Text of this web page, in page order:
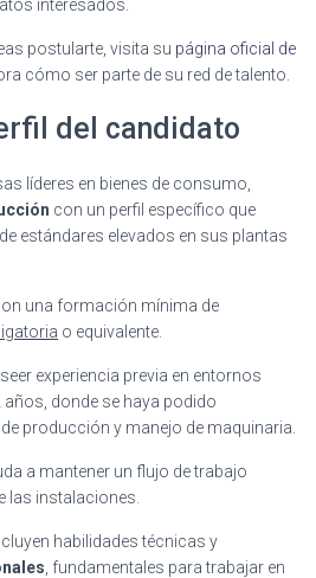
interesados.
postularte, visita su página oficial de
cómo ser parte de su red de talento.
del candidato
líderes en bienes de consumo,
con un perfil específico que
estándares elevados en sus plantas
una formación mínima de
o equivalente.
experiencia previa en entornos
donde se haya podido
producción y manejo de maquinaria.
a mantener un flujo de trabajo
las instalaciones.
habilidades técnicas y
, fundamentales para trabajar en